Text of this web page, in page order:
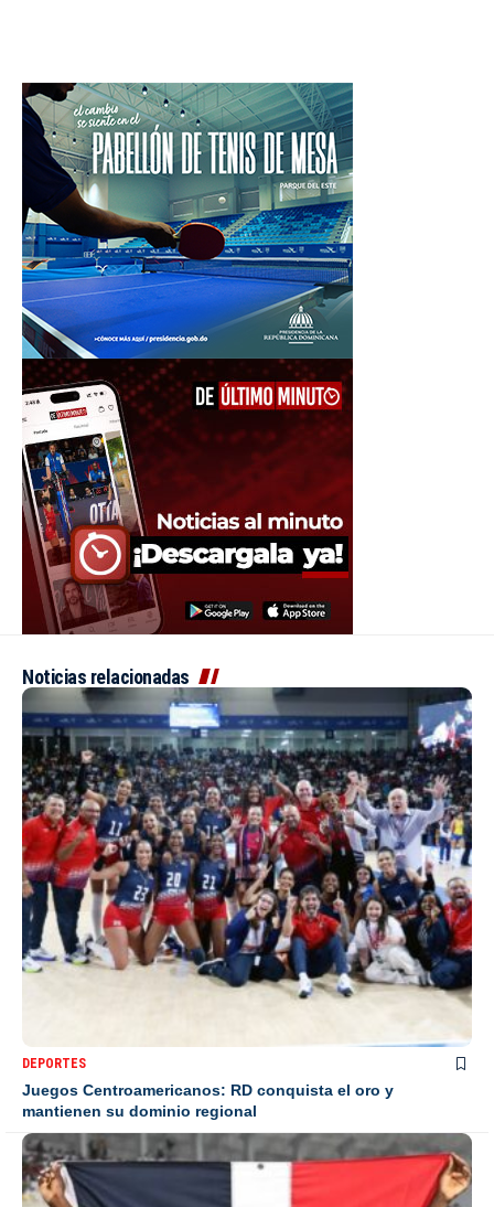
Noticias relacionadas
DEPORTES
Juegos Centroamericanos: RD conquista el oro y
mantienen su dominio regional